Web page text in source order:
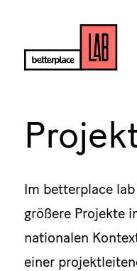
Im betterplace
größere Projekte
nationalen
einer